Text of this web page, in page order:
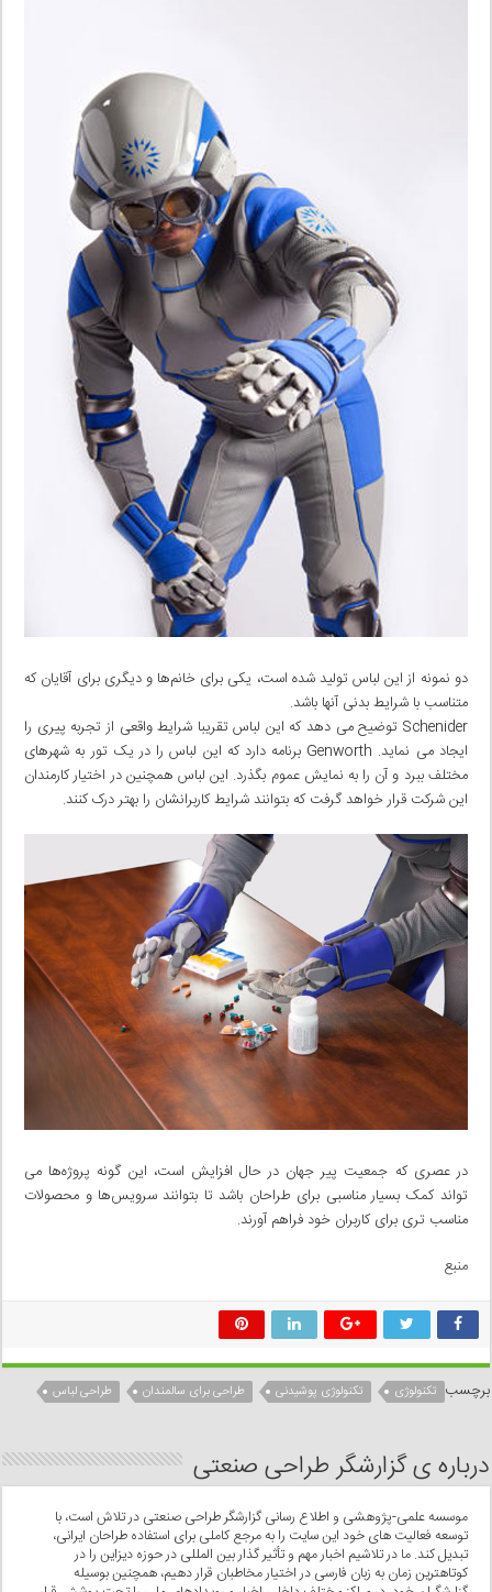
دو نمونه از این لباس تولید شده است، یکی‌ برای خانم‌ها و دیگری برای آقایان که
متناسب با شرایط بدنی آنها باشد.
Schenider توضیح می دهد که این لباس تقریبا شرایط واقعی‌ از تجربه پیری را
ایجاد می نماید. Genworth برنامه دارد که این لباس را در یک تور به شهر‌های
مختلف ببرد و آن را به نمایش عموم بگذرد. این لباس همچنین در اختیار کارمندان
این شرکت قرار خواهد گرفت که بتوانند شرایط کاربرانشان را بهتر درک کنند.
در عصری که جمعیت پیر جهان در حال افزایش است، این گونه پروژه‌ها می
تواند کمک بسیار مناسبی برای طراحان باشد تا بتوانند سرویس‌ها و محصولات
مناسب تری برای کاربران خود فراهم آورند.
منبع
برچسب تکنولوژی تکنولوژی پوشیدنی طراحی برای سالمندان طراحی لباس
درباره ی گزارشگر طراحی صنعتی
موسسه علمی-پژوهشی و اطلاع رسانی گزارشگر طراحی صنعتی در تلاش است، با
توسعه فعالیت های خود این سایت را به مرجع کاملی برای استفاده طراحان ایرانی،
تبدیل کند. ما در تلاشیم اخبار مهم و تأثیر گذار بین المللی در حوزه دیزاین را در
کوتاهترین زمان به زبان فارسی در اختیار مخاطبان قرار دهیم، همچنین بوسیله